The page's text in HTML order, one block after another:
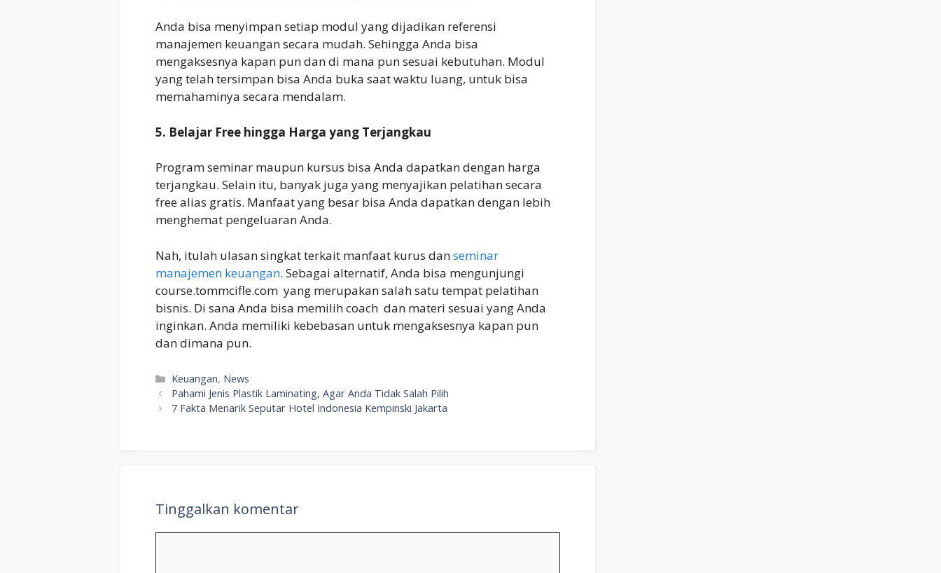
Anda bisa menyimpan setiap modul yang dijadikan referensi
manajemen keuangan secara mudah. Sehingga Anda bisa
mengaksesnya kapan pun dan di mana pun sesuai kebutuhan. Modul
yang telah tersimpan bisa Anda buka saat waktu luang, untuk bisa
memahaminya secara mendalam.
5. Belajar Free hingga Harga yang Terjangkau
Program seminar maupun kursus bisa Anda dapatkan dengan harga
terjangkau. Selain itu, banyak juga yang menyajikan pelatihan secara
free alias gratis. Manfaat yang besar bisa Anda dapatkan dengan lebih
menghemat pengeluaran Anda.
Nah, itulah ulasan singkat terkait manfaat kurus danseminar
manajemen keuangan. Sebagai alternatif, Anda bisa mengunjungi
course.tommcifle.com yang merupakan salah satu tempat pelatihan
bisnis. Di sana Anda bisa memilih coach dan materi sesuai yang Anda
inginkan. Anda memiliki kebebasan untuk mengaksesnya kapan pun
dan dimana pun.
Kategori
Keuangan, News
Pahami Jenis Plastik Laminating, Agar Anda Tidak Salah Pilih
7 Fakta Menarik Seputar Hotel Indonesia Kempinski Jakarta
Tinggalkan komentar